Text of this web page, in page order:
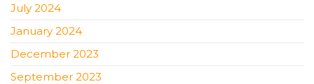
July 2024
January 2024
December 2023
September 2023